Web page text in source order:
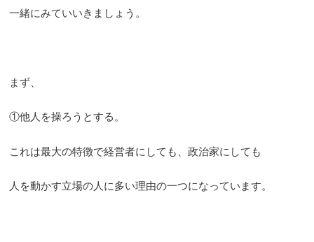
一緒にみていいきましょう。
まず、
①他人を操ろうとする。
これは最大の特徴で経営者にしても、政治家にしても
人を動かす立場の人に多い理由の一つになっています。